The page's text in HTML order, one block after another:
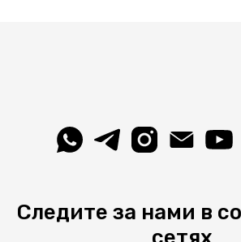
Следите за нами в